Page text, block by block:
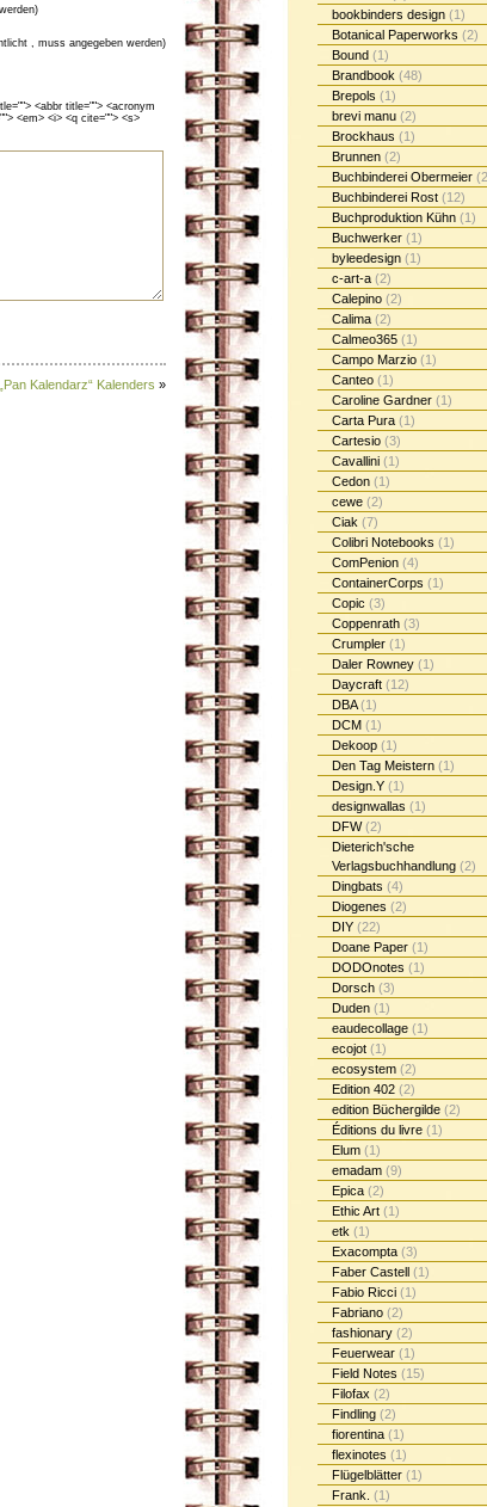
bookbinders design (1)
Botanical Paperworks (2)
Bound (1)
Brandbook (48)
Brepols (1)
brevi manu (2)
Brockhaus (1)
Brunnen (2)
Buchbinderei Obermeier
Buchbinderei Rost (12)
Buchproduktion Kühn (1)
Buchwerker (1)
byleedesign (1)
c-art-a (2)
Calepino (2)
Calima (2)
Calmeo365 (1)
Campo Marzio (1)
Canteo (1)
Caroline Gardner (1)
Carta Pura (1)
Cartesio (3)
Cavallini (1)
Cedon (1)
cewe (2)
Ciak (7)
Colibri Notebooks (1)
ComPenion (4)
ContainerCorps (1)
Copic (3)
Coppenrath (3)
Crumpler (1)
Daler Rowney (1)
Daycraft (12)
DBA(1)
DCM (1)
Dekoop (1)
Den Tag Meistern (1)
Design.Y (1)
designwallas (1)
DFW(2)
Dieterich'sche
Verlagsbuchhandlung (2)
Dingbats (4)
Diogenes (2)
DIY (22)
Doane Paper (1)
DODOnotes (1)
Dorsch (3)
Duden (1)
eaudecollage (1)
ecojot (1)
ecosystem (2)
Edition 402 (2)
edition Büchergilde (2)
Éditions du livre (1)
Elum (1)
emadam (9)
Epica (2)
Ethic Art (1)
etk (1)
Exacompta (3)
Faber Castell (1)
Fabio Ricci (1)
Fabriano (2)
fashionary (2)
Feuerwear (1)
Field Notes (15)
Filofax (2)
Findling (2)
fiorentina (1)
flexinotes (1)
Flügelblätter (1)
Frank. (1)
, muss angegeben werden)
<abbr title=""> <acronym
<em> <i> <q cite=""> <s>
Kalendarz“ Kalenders »